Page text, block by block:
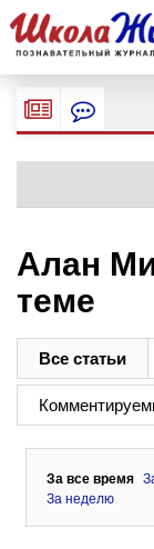
Алан
теме
Все статьи
За все время
За неделю